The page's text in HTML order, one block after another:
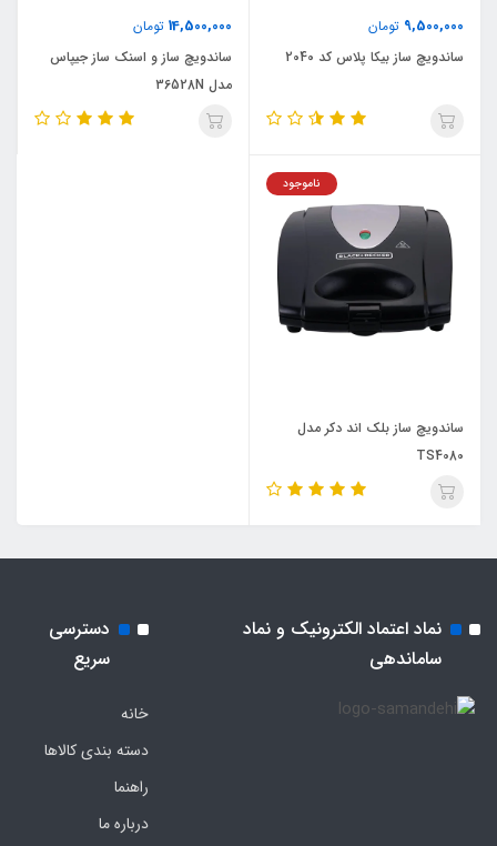
9,500,000 تومان
ساندویچ ساز بیکا پلاس کد 2040
14,500,000 تومان
ساندویچ ساز و اسنک ساز جیپاس
مدل 36528N
ناموجود
ساندویچ ساز بلک اند دکر مدل
TS4080
نماد اعتماد الکترونیک و نماد
ساماندهی
دسترسی
سریع
خانه
دسته بندی کالاها
راهنما
درباره ما